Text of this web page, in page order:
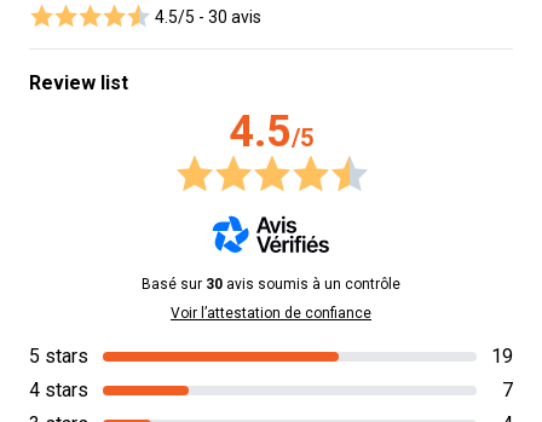
4.5/5 - 30 avis
Review list
4.5/5
Basé sur 30 avis soumis à un contrôle
Voir l’attestation de confiance
5 stars
19
4 stars
7